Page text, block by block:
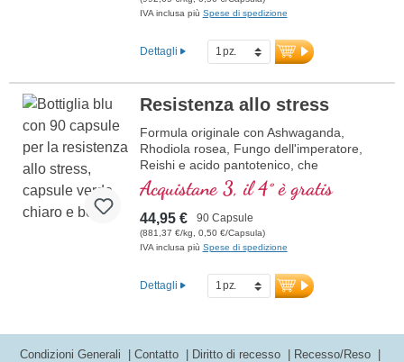
IVA inclusa più Spese di spedizione
Dettagli
Resistenza allo stress
Formula originale con Ashwaganda,
Rhodiola rosea, Fungo dell'imperatore,
Reishi e acido pantotenico, che
contribuisce alla normale prestazioni
mentali. La vitamina E aiuta a proteggere
le cellule dallo stress ossidativo.
Acquistane 3, il 4° è gratis
44,95 € 90 Capsule
(881,37 €/kg, 0,50 €/Capsula)
IVA inclusa più Spese di spedizione
Dettagli
Condizioni Generali Contatto Diritto di recesso Recesso/Reso